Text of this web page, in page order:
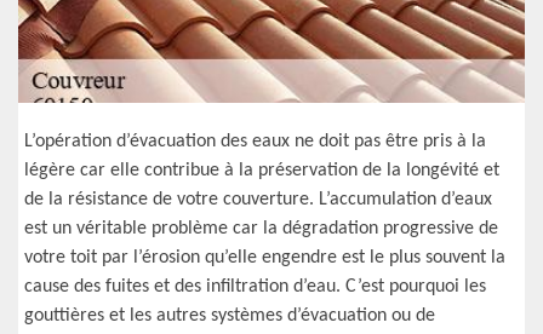
L’opération d’évacuation des eaux ne doit pas être pris à la
légère car elle contribue à la préservation de la longévité et
de la résistance de votre couverture. L’accumulation d’eaux
est un véritable problème car la dégradation progressive de
votre toit par l’érosion qu’elle engendre est le plus souvent la
cause des fuites et des infiltration d’eau. C’est pourquoi les
gouttières et les autres systèmes d’évacuation ou de